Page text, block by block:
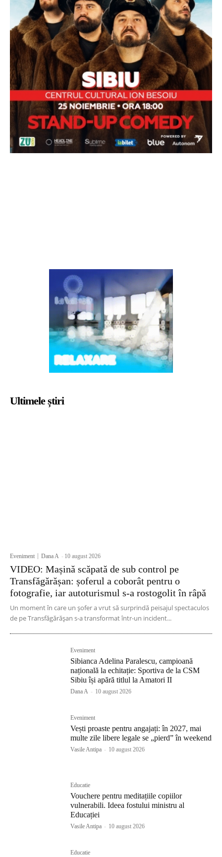
Ultimele știri
Eveniment Dana A - 10 august 2026
VIDEO: Mașină scăpată de sub control pe
Transfăgărășan: șoferul a coborât pentru o
fotografie, iar autoturismul s-a rostogolit în râpă
Un moment în care un șofer a vrut să surprindă peisajul spectaculos
de pe Transfăgărășan s-a transformat într-un incident...
Eveniment
Sibianca Adelina Paralescu, campioană
națională la echitație: Sportiva de la CSM
Sibiu își apără titlul la Amatori II
Dana A - 10 august 2026
Eveniment
Vești proaste pentru angajați: în 2027, mai
multe zile libere legale se „pierd” în weekend
Vasile Antipa - 10 august 2026
Educatie
Vouchere pentru meditațiile copiilor
vulnerabili. Ideea fostului ministru al
Educației
Vasile Antipa - 10 august 2026
Educatie